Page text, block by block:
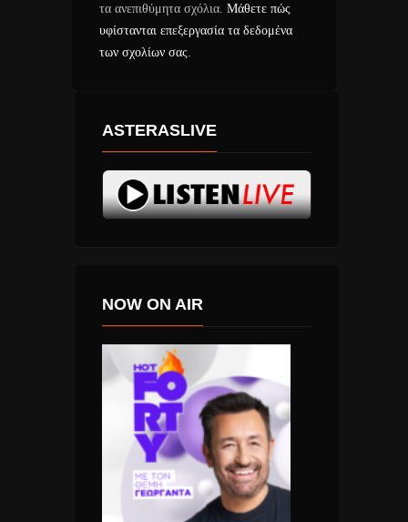
τα ανεπιθύμητα σχόλια. Μάθετε πώς
υφίστανται επεξεργασία τα δεδομένα
των σχολίων σας
ASTERASLIVE
NOW ON AIR